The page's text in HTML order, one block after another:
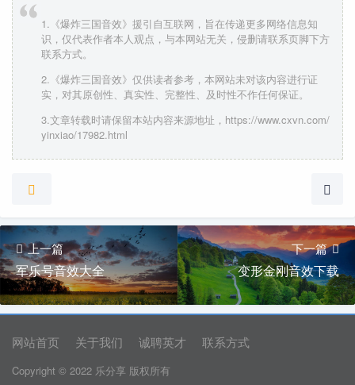
1.《爆炸三国音效》援引自互联网，旨在传递更多网络信息知
识，仅代表作者本人观点，与本网站无关，侵删请联系页脚下方
联系方式。
2.《爆炸三国音效》仅供读者参考，本网站未对该内容进行证
实，对其原创性、真实性、完整性、及时性不作任何保证。
3.文章转载时请保留本站内容来源地址，https://www.cxvn.com/
yinxiao/17982.html
上一篇
军乐号音效大全
下一篇
变形金刚音效下载
网站首页 关于我们 诚聘英才 联系方式
Copyright © 2022 乐分享 版权所有